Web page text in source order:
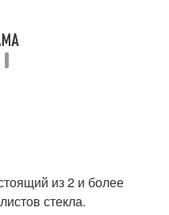
из 2 и более
стекла.